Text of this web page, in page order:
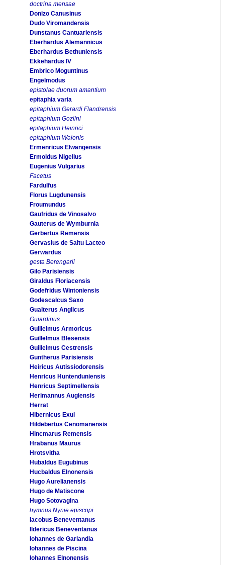
doctrina mensae
Donizo Canusinus
Dudo Viromandensis
Dunstanus Cantuariensis
Eberhardus Alemannicus
Eberhardus Bethuniensis
Ekkehardus IV
Embrico Moguntinus
Engelmodus
epistolae duorum amantium
epitaphia varia
epitaphium Gerardi Flandrensis
epitaphium Gozlini
epitaphium Heinrici
epitaphium Walonis
Ermenricus Elwangensis
Ermoldus Nigellus
Eugenius Vulgarius
Facetus
Fardulfus
Florus Lugdunensis
Froumundus
Gaufridus de Vinosalvo
Gauterus de Wymburnia
Gerbertus Remensis
Gervasius de Saltu Lacteo
Gerwardus
gesta Berengarii
Gilo Parisiensis
Giraldus Floriacensis
Godefridus Wintoniensis
Godescalcus Saxo
Gualterus Anglicus
Guiardinus
Guillelmus Armoricus
Guillelmus Blesensis
Guillelmus Cestrensis
Guntherus Parisiensis
Heiricus Autissiodorensis
Henricus Huntenduniensis
Henricus Septimellensis
Herimannus Augiensis
Herrat
Hibernicus Exul
Hildebertus Cenomanensis
Hincmarus Remensis
Hrabanus Maurus
Hrotsvitha
Hubaldus Eugubinus
Hucbaldus Elnonensis
Hugo Aurelianensis
Hugo de Matiscone
Hugo Sotovagina
hymnus Nynie episcopi
Iacobus Beneventanus
Ildericus Beneventanus
Iohannes de Garlandia
Iohannes de Piscina
Iohannes Elnonensis